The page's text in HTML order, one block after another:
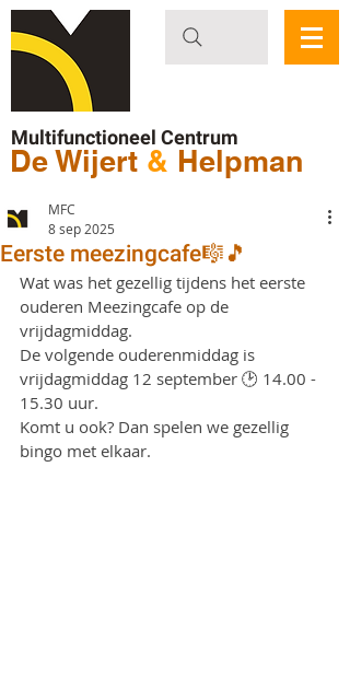
Multifunctioneel Centrum
De Wijert & Helpman
Eerste meezingcafe🎼🎵
MFC
8 sep 2025
Wat was het gezellig tijdens het eerste
ouderen Meezingcafe op de
vrijdagmiddag.
De volgende ouderenmiddag is
vrijdagmiddag 12 september 🕑 14.00 -
15.30 uur.
Komt u ook? Dan spelen we gezellig
bingo met elkaar.